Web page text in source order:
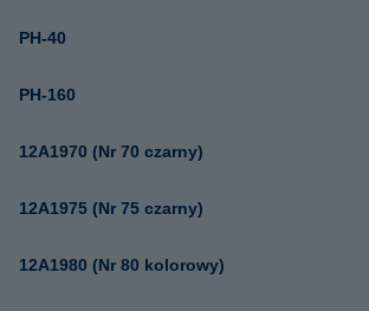
PH-40
PH-160
12A1970 (Nr 70 czarny)
12A1975 (Nr 75 czarny)
12A1980 (Nr 80 kolorowy)